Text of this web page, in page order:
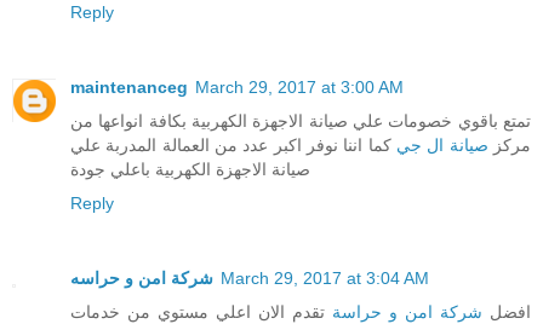
Reply
maintenanceg March 29, 2017 at 3:00 AM
تمتع باقوي خصومات علي صيانة الاجهزة الكهربية بكافة انواعها من
مركز صيانة ال جي كما اننا نوفر اكبر عدد من العمالة المدربة علي
صيانة الاجهزة الكهربية باعلي جودة
Reply
شركة امن و حراسه March 29, 2017 at 3:04 AM
افضل شركة امن و حراسة تقدم الان اعلي مستوي من خدمات